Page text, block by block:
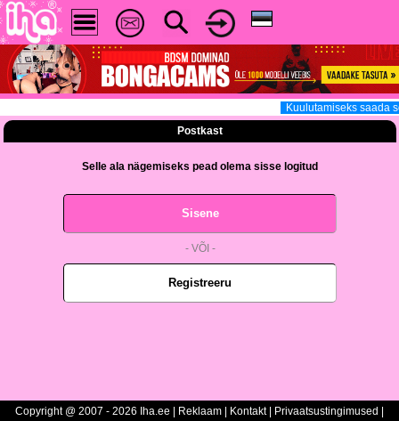
Kuulutamiseks saada
Postkast
Selle ala nägemiseks pead olema sisse logitud
Sisene
- VÕI -
Registreeru
Copyright @ 2007 - 2026 Iha.ee | Reklaam Kontakt| Privaatsustingimused